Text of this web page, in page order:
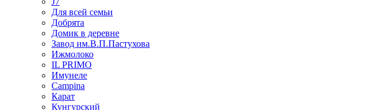
Для всей семьи
Добрята
Домик в деревне
Завод им.В.П.Пастухова
Ижмолоко
IL PRIMO
Имунеле
Campina
Карат
Кунгурский